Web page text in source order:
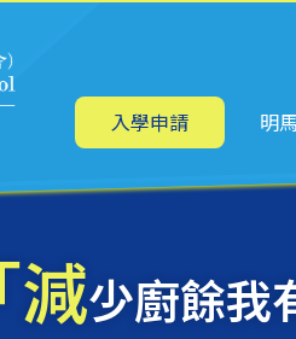
主
航 入學申請 明
減少廚餘我